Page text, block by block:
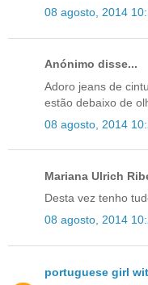
08 agosto, 2014
Anónimo disse...
Adoro jeans de
estão debaixo de
08 agosto, 2014
Mariana Ulrich
Desta vez tenho
08 agosto, 2014
portuguese girl